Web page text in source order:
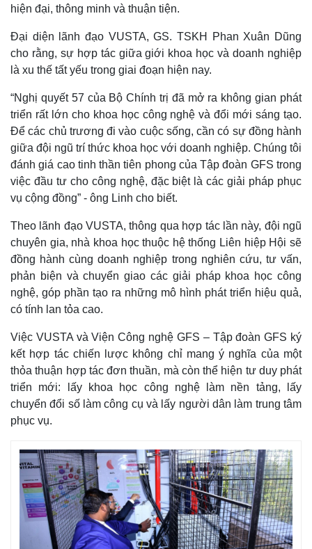
Thể thao
Bóng đá
Lịch thi đấu bóng đá
Thế giới thể thao
Hậu trường
Ô tô - Xe máy
Ô tô
Xe máy
hiện đại, thông minh và thuận tiện.
Đại diện lãnh đạo VUSTA, GS. TSKH Phan Xuân Dũng
cho rằng, sự hợp tác giữa giới khoa học và doanh nghiệp
là xu thế tất yếu trong giai đoạn hiện nay.
“Nghị quyết 57 của Bộ Chính trị đã mở ra không gian phát
triển rất lớn cho khoa học công nghệ và đổi mới sáng tạo.
Để các chủ trương đi vào cuộc sống, cần có sự đồng hành
giữa đội ngũ trí thức khoa học với doanh nghiệp. Chúng tôi
đánh giá cao tinh thần tiên phong của Tập đoàn GFS trong
việc đầu tư cho công nghệ, đặc biệt là các giải pháp phục
vụ cộng đồng” - ông Linh cho biết.
Theo lãnh đạo VUSTA, thông qua hợp tác lần này, đội ngũ
chuyên gia, nhà khoa học thuộc hệ thống Liên hiệp Hội sẽ
đồng hành cùng doanh nghiệp trong nghiên cứu, tư vấn,
phản biện và chuyển giao các giải pháp khoa học công
nghệ, góp phần tạo ra những mô hình phát triển hiệu quả,
có tính lan tỏa cao.
Việc VUSTA và Viện Công nghệ GFS – Tập đoàn GFS ký
kết hợp tác chiến lược không chỉ mang ý nghĩa của một
thỏa thuận hợp tác đơn thuần, mà còn thể hiện tư duy phát
triển mới: lấy khoa học công nghệ làm nền tảng, lấy
chuyển đổi số làm công cụ và lấy người dân làm trung tâm
phục vụ.